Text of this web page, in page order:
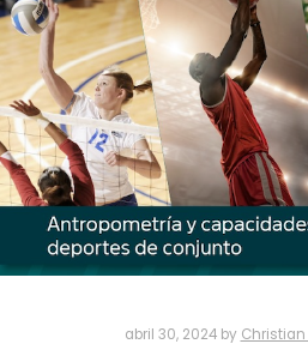
abril 30, 2024by Christian